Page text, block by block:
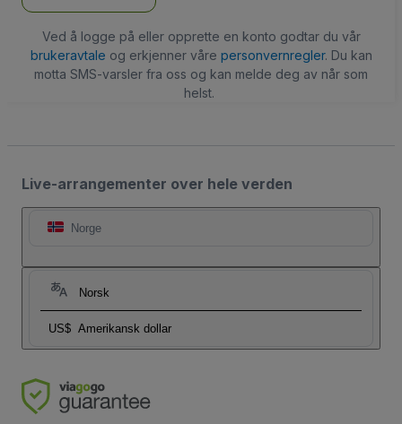
Ved å logge på eller opprette en konto godtar du vår
brukeravtale og erkjenner våre personvernregler. Du kan
motta SMS-varsler fra oss og kan melde deg av når som
helst.
Live-arrangementer over hele verden
Norge
Norsk
US$ Amerikansk dollar